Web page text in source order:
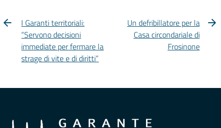
I Garanti territoriali:
“Servono decisioni
immediate per fermare la
strage di vite e di diritti”
Un defribillatore per la
Casa circondariale di
Frosinone